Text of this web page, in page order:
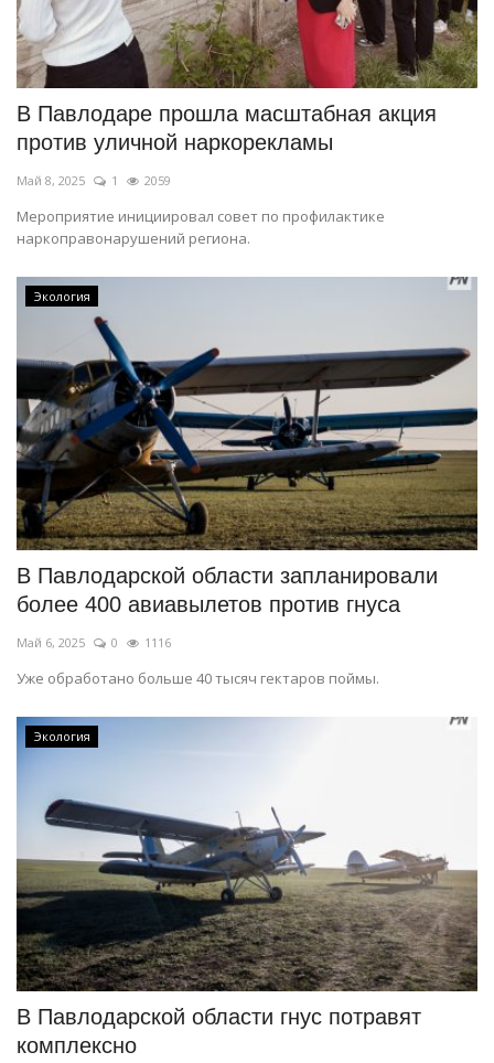
В Павлодаре прошла масштабная акция
против уличной наркорекламы
Май 8, 2025 1 2059
Мероприятие инициировал совет по профилактике
наркоправонарушений региона.
Экология
В Павлодарской области запланировали
более 400 авиавылетов против гнуса
Май 6, 2025 0 1116
Уже обработано больше 40 тысяч гектаров поймы.
Экология
В Павлодарской области гнус потравят
комплексно